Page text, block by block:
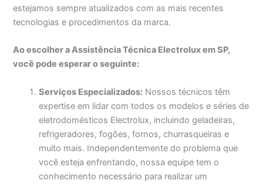
estejamos sempre atualizados com as mais recentes
tecnologias e procedimentos da marca.
Ao escolher a Assistência Técnica Electrolux em SP,
você pode esperar o seguinte:
Serviços Especializados: Nossos técnicos têm
expertise em lidar com todos os modelos e séries de
eletrodomésticos Electrolux, incluindo geladeiras,
refrigeradores, fogões, fornos, churrasqueiras e
muito mais. Independentemente do problema que
você esteja enfrentando, nossa equipe tem o
conhecimento necessário para realizar um